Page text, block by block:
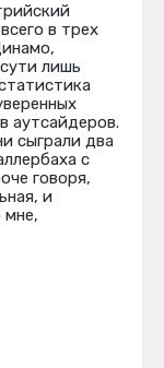
в трех
лишь
аутсайдеров.
сыграли два
с
говоря,
и
мне,